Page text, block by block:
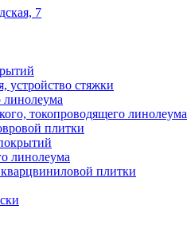
7
устройство стяжки
линолеума
токопроводящего линолеума
плитки
линолеума
плитки